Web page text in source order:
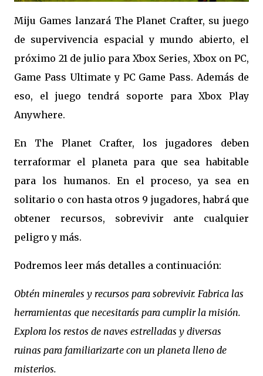
Miju Games lanzará The Planet Crafter, su juego
de supervivencia espacial y mundo abierto, el
próximo 21 de julio para Xbox Series, Xbox on PC,
Game Pass Ultimate y PC Game Pass. Además de
eso, el juego tendrá soporte para Xbox Play
Anywhere.
En The Planet Crafter, los jugadores deben
terraformar el planeta para que sea habitable
para los humanos. En el proceso, ya sea en
solitario o con hasta otros 9 jugadores, habrá que
obtener recursos, sobrevivir ante cualquier
peligro y más.
Podremos leer más detalles a continuación:
Obtén minerales y recursos para sobrevivir. Fabrica las
herramientas que necesitarás para cumplir la misión.
Explora los restos de naves estrelladas y diversas
ruinas para familiarizarte con un planeta lleno de
misterios.